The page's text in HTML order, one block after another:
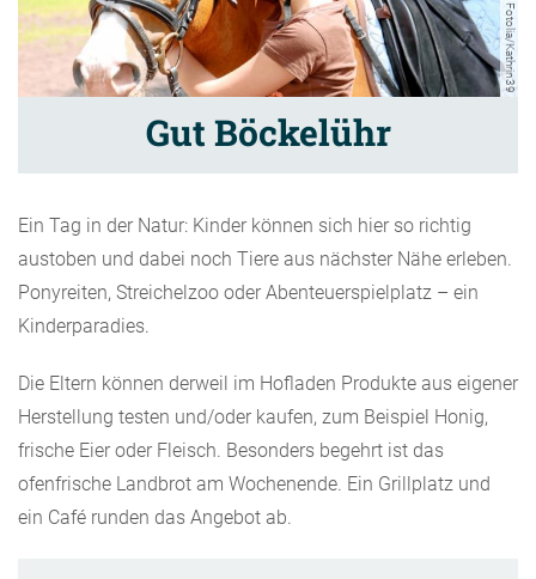
Fotolia/Kathrin39
Gut Böckelühr
Ein Tag in der Natur: Kinder können sich hier so richtig
austoben und dabei noch Tiere aus nächster Nähe erleben.
Ponyreiten, Streichelzoo oder Abenteuerspielplatz – ein
Kinderparadies.
Die Eltern können derweil im Hofladen Produkte aus eigener
Herstellung testen und/oder kaufen, zum Beispiel Honig,
frische Eier oder Fleisch. Besonders begehrt ist das
ofenfrische Landbrot am Wochenende. Ein Grillplatz und
ein Café runden das Angebot ab.